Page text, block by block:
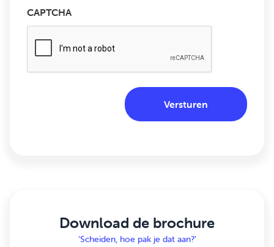
CAPTCHA
Download de brochure
‘Scheiden, hoe pak je dat aan?’